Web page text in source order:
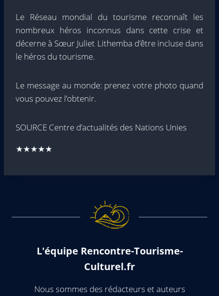
Le Réseau mondial du tourisme reconnaît les
nombreux héros inconnus dans cette crise et
décerne à Sœur Juliet Lithemba d’être incluse dans
le héros du tourisme.
Le message au monde: prenez votre photo quand
vous pouvez l’obtenir.
SOURCE Centre d’actualités des Nations Unies
★★★★★
L'équipe Rencontre-Tourisme-
Culturel.fr
Nous sommes des rédacteurs et auteurs